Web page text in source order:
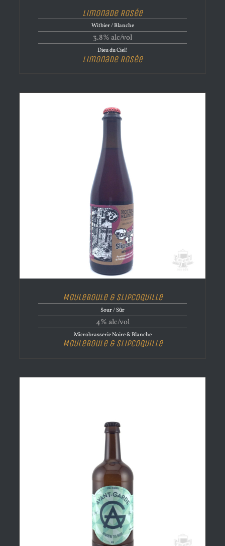
Limonade Rosée
Witbier / Blanche
3.8% alc/vol
Dieu du Ciel!
Limonade Rosée
Mouleboule & Slipcoquille
Sour / Sûr
4% alc/vol
Microbrasserie Noire & Blanche
Mouleboule & Slipcoquille